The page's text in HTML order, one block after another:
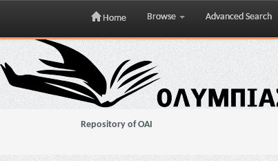
Skip
navigation
Home Browse Advanced Search
Repository of OAI